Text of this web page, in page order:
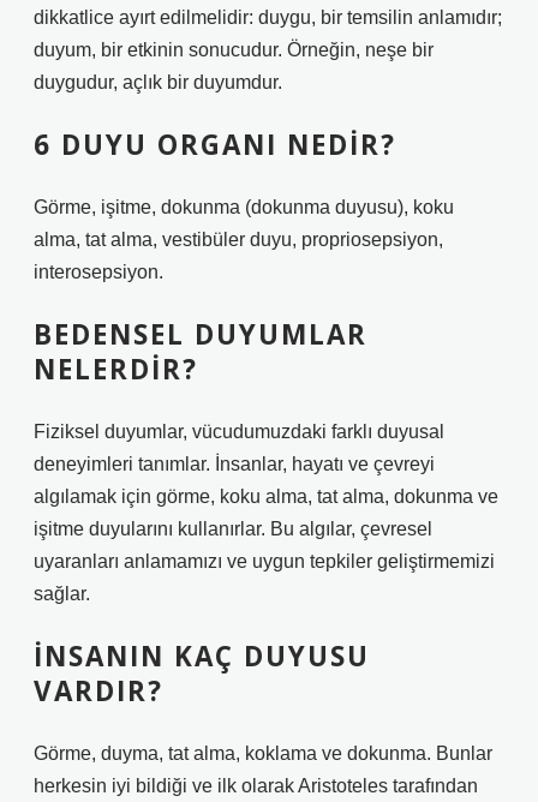
dikkatlice ayırt edilmelidir: duygu, bir temsilin anlamıdır;
duyum, bir etkinin sonucudur. Örneğin, neşe bir
duygudur, açlık bir duyumdur.
6 DUYU ORGANI NEDIR?
Görme, işitme, dokunma (dokunma duyusu), koku
alma, tat alma, vestibüler duyu, propriosepsiyon,
interosepsiyon.
BEDENSEL DUYUMLAR
NELERDIR?
Fiziksel duyumlar, vücudumuzdaki farklı duyusal
deneyimleri tanımlar. İnsanlar, hayatı ve çevreyi
algılamak için görme, koku alma, tat alma, dokunma ve
işitme duyularını kullanırlar. Bu algılar, çevresel
uyaranları anlamamızı ve uygun tepkiler geliştirmemizi
sağlar.
İNSANIN KAÇ DUYUSU
VARDIR?
Görme, duyma, tat alma, koklama ve dokunma. Bunlar
herkesin iyi bildiği ve ilk olarak Aristoteles tarafından